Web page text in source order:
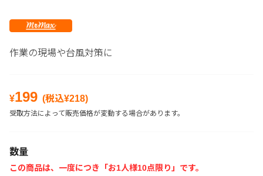
作業の現場や台風対策に
¥199 (税込¥218)
受取方法によって販売価格が変動する場合があります。
数量
この商品は、一度につき「お1人様10点限り」です。